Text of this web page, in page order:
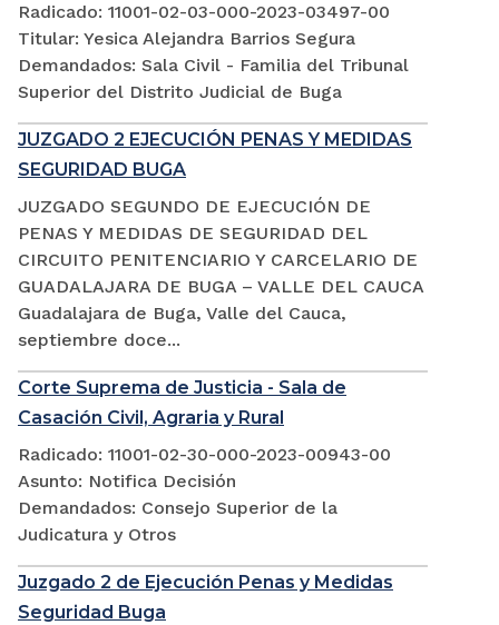
Radicado: 11001-02-03-000-2023-03497-00
Titular: Yesica Alejandra Barrios Segura
Demandados: Sala Civil - Familia del Tribunal
Superior del Distrito Judicial de Buga
JUZGADO 2 EJECUCIÓN PENAS Y MEDIDAS
SEGURIDAD BUGA
JUZGADO SEGUNDO DE EJECUCIÓN DE
PENAS Y MEDIDAS DE SEGURIDAD DEL
CIRCUITO PENITENCIARIO Y CARCELARIO DE
GUADALAJARA DE BUGA – VALLE DEL CAUCA
Guadalajara de Buga, Valle del Cauca,
septiembre doce...
Corte Suprema de Justicia - Sala de
Casación Civil, Agraria y Rural
Radicado: 11001-02-30-000-2023-00943-00
Asunto: Notifica Decisión
Demandados: Consejo Superior de la
Judicatura y Otros
Juzgado 2 de Ejecución Penas y Medidas
Seguridad Buga